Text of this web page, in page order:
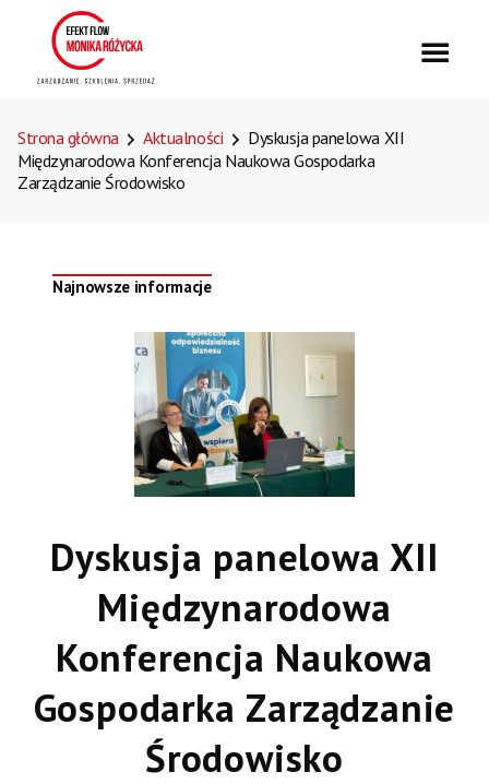
Strona główna Aktualności
Dyskusja panelowa XII
Międzynarodowa Konferencja Naukowa Gospodarka
Zarządzanie Środowisko
Najnowsze informacje
Dyskusja panelowa XII
Międzynarodowa
Konferencja Naukowa
Gospodarka Zarządzanie
Środowisko